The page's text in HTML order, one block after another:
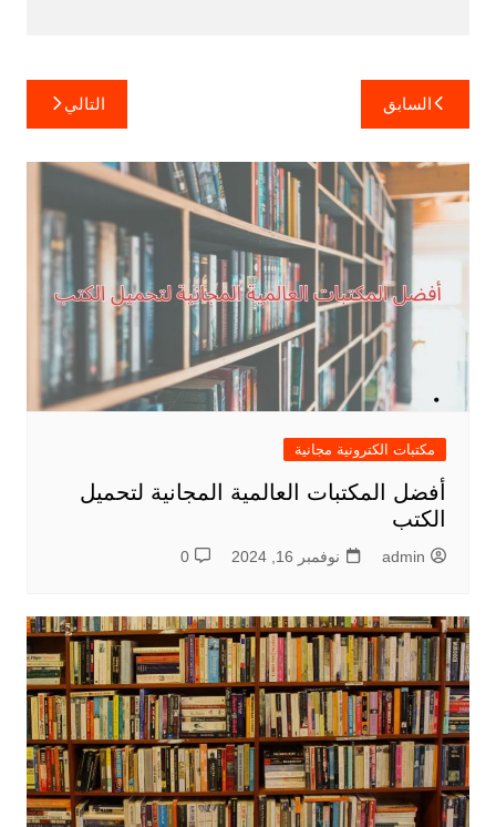
تصفّح
المقالات
السابق التالي
مكتبات الكترونية مجانية
أفضل المكتبات العالمية المجانية لتحميل
الكتب
admin نوفمبر 16, 2024 0